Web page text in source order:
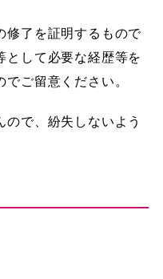
了を証明するもので
として必要な経歴等を
ご留意ください。
で、紛失しないよう